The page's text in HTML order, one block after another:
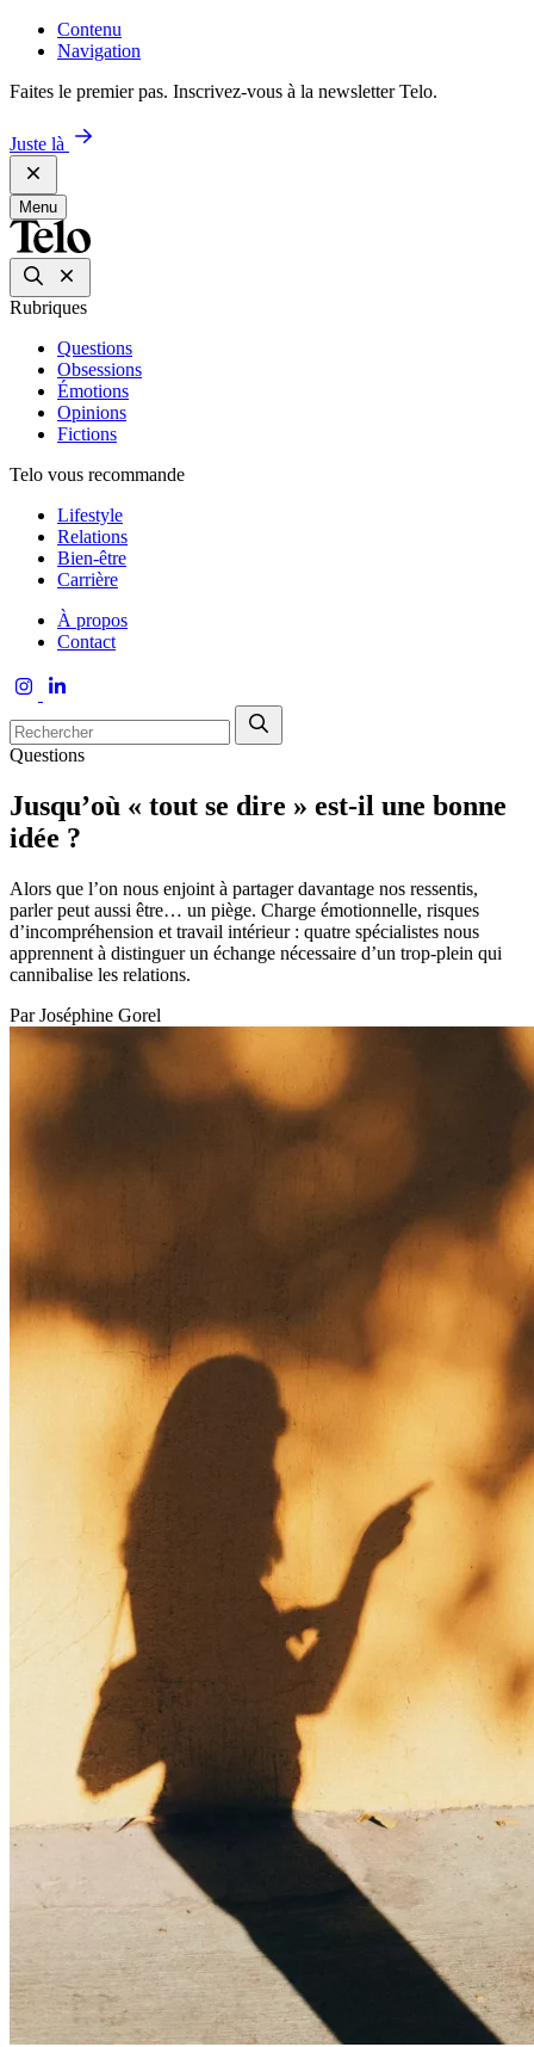
Contenu
Navigation
Faites le premier pas. Inscrivez-vous à la newsletter Telo.
Juste là
Menu
Rubriques
Questions
Obsessions
Émotions
Opinions
Fictions
Telo vous recommande
Lifestyle
Relations
Bien-être
Carrière
À propos
Contact
Questions
Jusqu’où « tout se dire » est-il une bonne
idée ?
Alors que l’on nous enjoint à partager davantage nos ressentis,
parler peut aussi être… un piège. Charge émotionnelle, risques
d’incompréhension et travail intérieur : quatre spécialistes nous
apprennent à distinguer un échange nécessaire d’un trop-plein qui
cannibalise les relations.
Par Joséphine Gorel